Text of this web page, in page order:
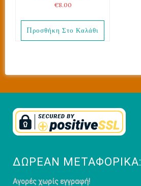
€8.00
Προσθήκη Στο Καλάθι
ΔΩΡΕΆΝ ΜΕΤΑΦΟΡΙΚΆ:
Αγορές χωρίς εγγραφή!